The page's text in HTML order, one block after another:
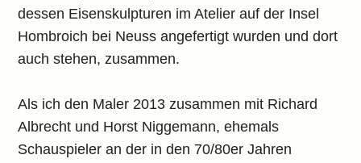
dessen Eisenskulpturen im Atelier auf der Insel
Hombroich bei Neuss angefertigt wurden und dort
auch stehen, zusammen.
Als ich den Maler 2013 zusammen mit Richard
Albrecht und Horst Niggemann, ehemals
Schauspieler an der in den 70/80er Jahren